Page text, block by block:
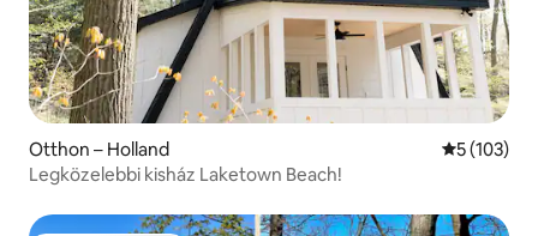
Otthon – Holland Átlagos
5 (103)
Legközelebbi kisház Laketown Beach!